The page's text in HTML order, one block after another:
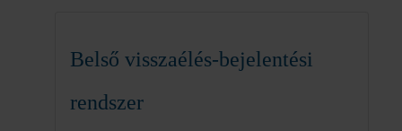
Belső visszaélés-bejelentési
rendszer